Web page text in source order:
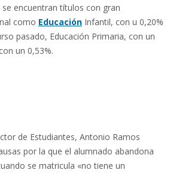
encuentran títulos con gran
como Educación Infantil, con u 0,20%
pasado, Educación Primaria, con un
un 0,53%.
de Estudiantes, Antonio Ramos
por la que el alumnado abandona
se matricula «no tiene un